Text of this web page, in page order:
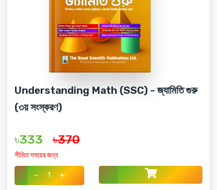
Understanding Math (SSC) - জ্যামিতি গুরু
(৩য় সংস্করণ)
৳333 ৳370
সীমিত সময়ের জন্য
- +